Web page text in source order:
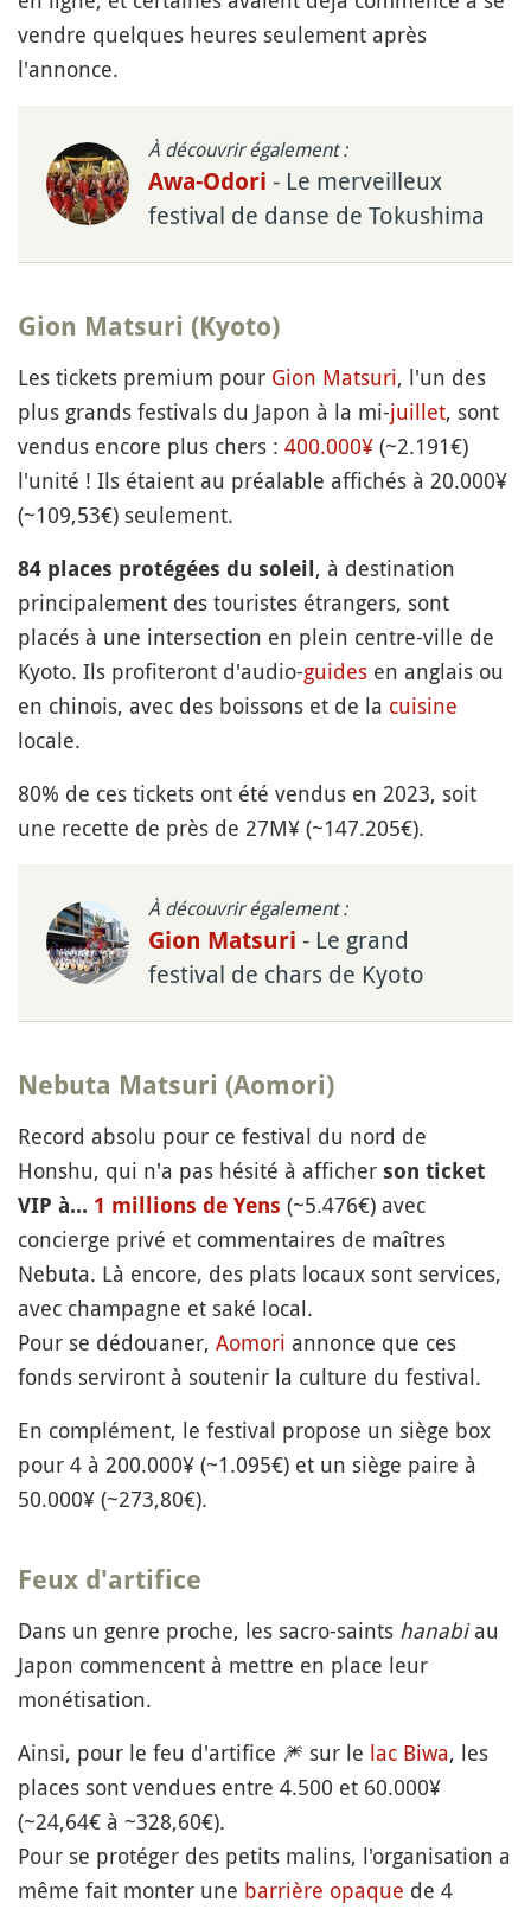
vendre quelques heures seulement après
l'annonce.
À découvrir également :
Awa-Odori - Le merveilleux
festival de danse de Tokushima
Gion Matsuri (Kyoto)
Les tickets premium pour Gion Matsuri, l'un des
plus grands festivals du Japon à la mi-juillet, sont
vendus encore plus chers : 400.000¥ (~2.191€)
l'unité ! Ils étaient au préalable affichés à 20.000¥
(~109,53€) seulement.
84 places protégées du soleil , à destination
principalement des touristes étrangers, sont
placés à une intersection en plein centre-ville de
Kyoto. Ils profiteront d'audio-guides en anglais ou
en chinois, avec des boissons et de la cuisine
locale.
80% de ces tickets ont été vendus en 2023, soit
une recette de près de 27M¥ (~147.205€).
À découvrir également :
Gion Matsuri - Le grand
festival de chars de Kyoto
Nebuta Matsuri (Aomori)
Record absolu pour ce festival du nord de
Honshu, qui n'a pas hésité à afficher son ticket
VIP à... 1 millions de Yens (~5.476€) avec
concierge privé et commentaires de maîtres
Nebuta. Là encore, des plats locaux sont services,
avec champagne et saké local.
Pour se dédouaner, Aomori annonce que ces
fonds serviront à soutenir la culture du festival.
En complément, le festival propose un siège box
pour 4 à 200.000¥ (~1.095€) et un siège paire à
50.000¥ (~273,80€).
Feux d'artifice
Dans un genre proche, les sacro-saints hanabiau
Japon commencent à mettre en place leur
monétisation.
Ainsi, pour le feu d'artifice 🎆 sur le lac Biwa, les
places sont vendues entre 4.500 et 60.000¥
(~24,64€ à ~328,60€).
Pour se protéger des petits malins, l'organisation a
même fait monter une barrière opaque de 4